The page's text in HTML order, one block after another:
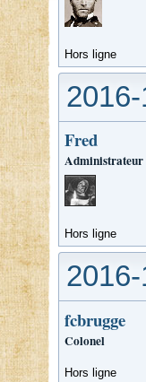
Hors ligne
Fred
Administrateur
Hors ligne
fcbrugge
Colonel
Hors ligne